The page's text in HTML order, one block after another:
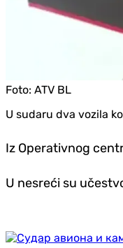
Foto: ATV BL
U sudaru dva vozila
Iz Operativnog
U nesreći su